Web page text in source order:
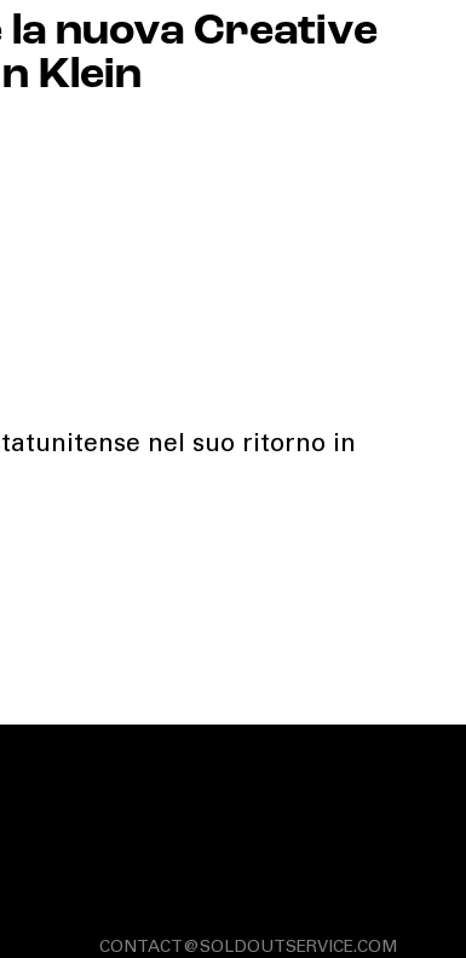
la nuova Creative
Klein
nel suo ritorno in
CONTACT@SOLDOUTSERVICE.COM